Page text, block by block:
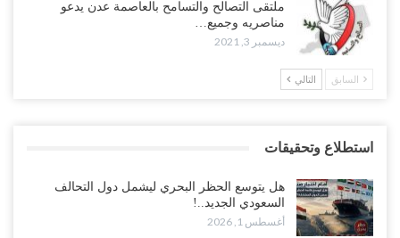
ملتقى التصالح والتسامح بالعاصمة عدن يدعو
مناصريه وجميع…
ديسمبر 3, 2021
السابق التالي
استطلاع وتحقيقات
هل يتوسع الحظر البحري ليشمل دول التحالف
السعودي الجديد..!
أغسطس 1, 2026